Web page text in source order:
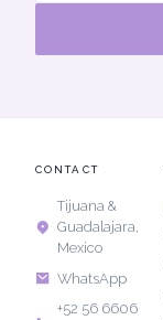
CONTACT
Tijuana &
Guadalajara,
Mexico
WhatsApp
+52 56 6606